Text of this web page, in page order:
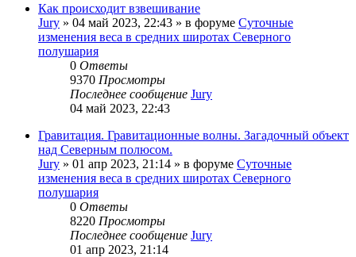
Как происходит взвешивание
Jury » 04 май 2023, 22:43 » в форуме Суточные
изменения веса в средних широтах Северного
полушария
0 Ответы
9370 Просмотры
Последнее сообщение Jury
04 май 2023, 22:43
Гравитация. Гравитационные волны. Загадочный объект
над Северным полюсом.
Jury » 01 апр 2023, 21:14 » в форуме Суточные
изменения веса в средних широтах Северного
полушария
0 Ответы
8220 Просмотры
Последнее сообщение Jury
01 апр 2023, 21:14